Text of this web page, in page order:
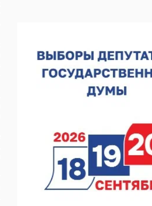
06.08.2026 15:26
Видели ночь, бежали всю ночь... На
Нижневолжской набережной
06.08.2026 15:05
Нижегородские хирурги выполнили
операцию на щитовидной железе
06.08.2026 15:03